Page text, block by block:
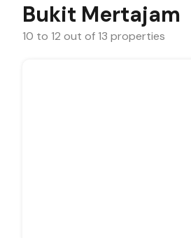
Bukit Mertajam
10 to 12 out of13 properties